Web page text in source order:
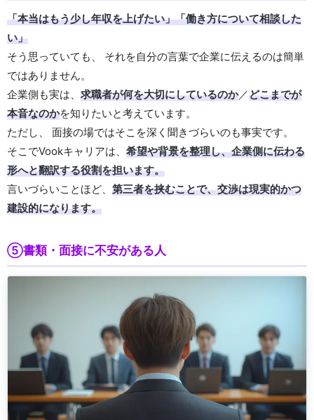
「本当はもう少し年収を上げたい」「働き方について相談した
い」
そう思っていても、 それを自分の言葉で企業に伝えるのは簡単
ではありません。
企業側も実は、 求職者が何を大切にしているのか／どこまでが
本音なのかを知りたいと考えています。
ただし、 面接の場ではそこを深く聞きづらいのも事実です。
そこでVookキャリアは、 希望や背景を整理し、企業側に伝わる
形へと翻訳する役割を担います。
言いづらいことほど、 第三者を挟むことで、交渉は現実的かつ
建設的になります。
⑤書類・面接に不安がある人